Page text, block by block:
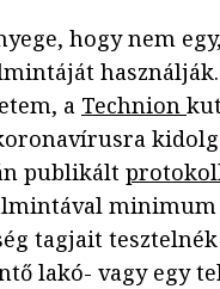
hogy nem
a Technion
publikált
tagjait
lakó- vagy egy